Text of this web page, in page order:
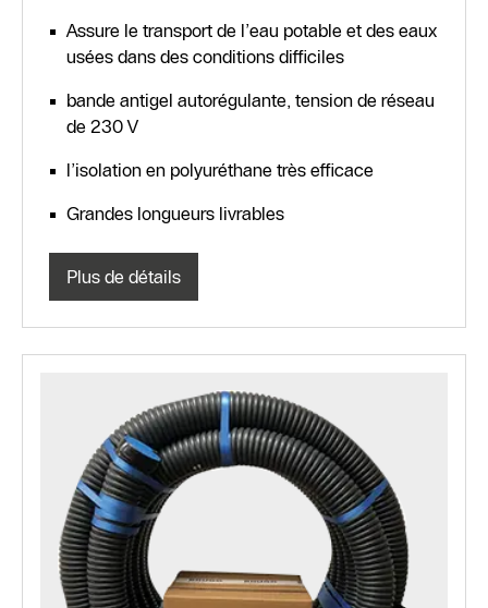
Assure le transport de l’eau potable et des eaux
usées dans des conditions difficiles
bande antigel autorégulante, tension de réseau
de 230 V
l’isolation en polyuréthane très efficace
Grandes longueurs livrables
Plus de détails